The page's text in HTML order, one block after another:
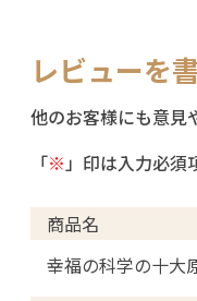
レビューを
他のお客様にも意見
「※ 」印は入力必須
商品名
幸福の科学の十大